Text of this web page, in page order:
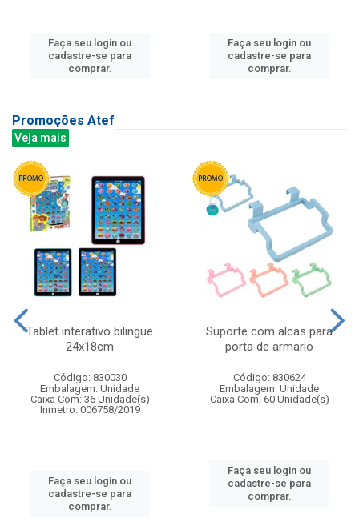
Faça seu login ou
cadastre-se para
comprar.
Faça seu login ou
cadastre-se para
comprar.
Promoções Atef
Veja mais
Tablet interativo bilingue
24x18cm
Código: 830030
Embalagem: Unidade
Caixa Com: 36 Unidade(s)
Inmetro: 006758/2019
Faça seu login ou
cadastre-se para
comprar.
Suporte com alcas para
porta de armario
Código: 830624
Embalagem: Unidade
Caixa Com: 60 Unidade(s)
Faça seu login ou
cadastre-se para
comprar.